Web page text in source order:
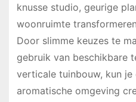
knusse studio, geurige
woonruimte
Door slimme keuzes te
gebruik van beschikbare
verticale tuinbouw, kun je
aromatische omgeving